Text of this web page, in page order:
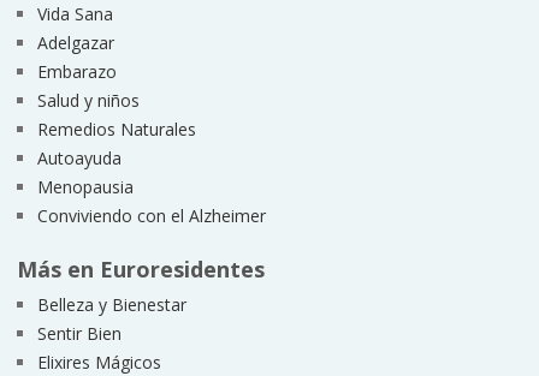
Vida Sana
Adelgazar
Embarazo
Salud y niños
Remedios Naturales
Autoayuda
Menopausia
Conviviendo con el Alzheimer
Más en Euroresidentes
Belleza y Bienestar
Sentir Bien
Elixires Mágicos